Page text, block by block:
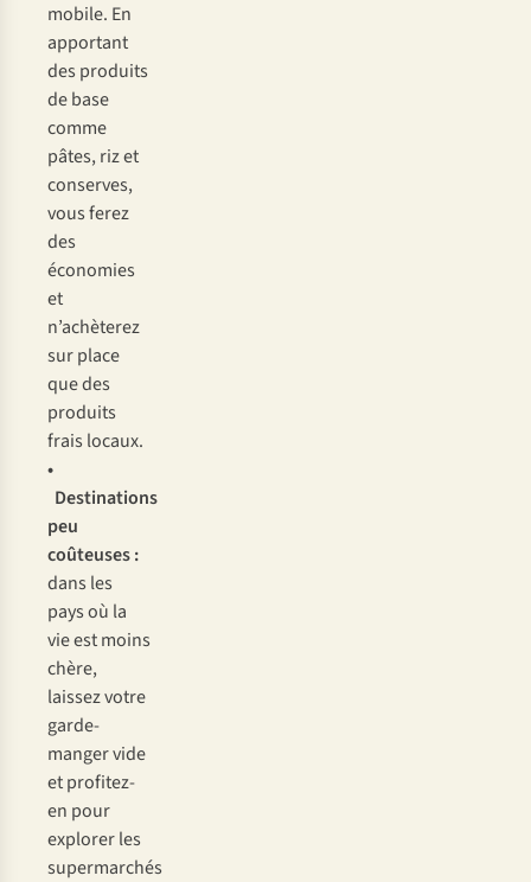
mobile. En
apportant
des produits
de base
comme
pâtes, riz et
conserves,
vous ferez
des
économies
et
n’achèterez
sur place
que des
produits
frais locaux.
•
Destinations
peu
coûteuses :
dans les
pays où la
vie est moins
chère,
laissez votre
garde-
manger vide
et profitez-
en pour
explorer les
supermarchés